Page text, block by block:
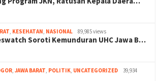
KESEHATAN NASIONAL 89,985 views
Soroti Kemunduran UHC Jawa B…
JAWA BARAT POLITIK UNCATEGORIZED
39,934